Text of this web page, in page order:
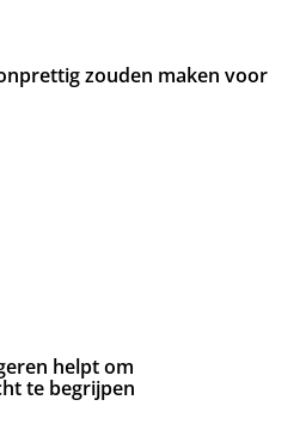
zouden maken voor
helpt om
te begrijpen